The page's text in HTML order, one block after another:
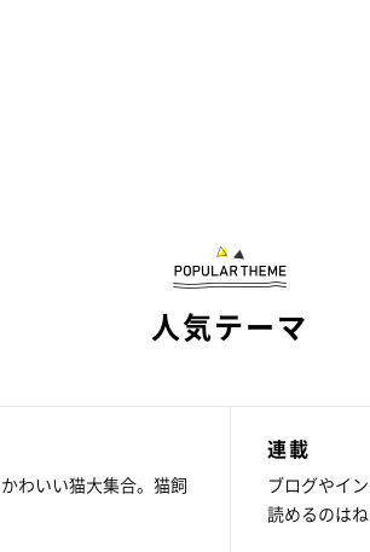
人気テーマ
わいい猫大集合。猫飼
連載
ブログやイ
読めるのはね